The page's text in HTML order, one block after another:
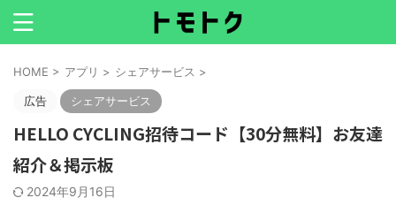
HOME > アプリ > シェアサービス >
広告 シェアサービス
HELLO CYCLING招待コード【30分無料】お友達
紹介＆掲示板
2024年9月16日